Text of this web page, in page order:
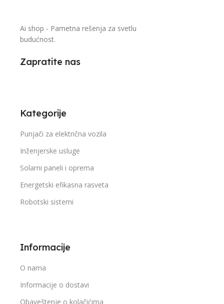
Ai shop - Pametna rešenja za svetlu
budućnost.
Zapratite nas
Kategorije
Punjači za električna vozila
Inženjerske usluge
Solarni paneli i oprema
Energetski efikasna rasveta
Robotski sistemi
Informacije
O nama
Informacije o dostavi
Obaveštenje o kolačićima